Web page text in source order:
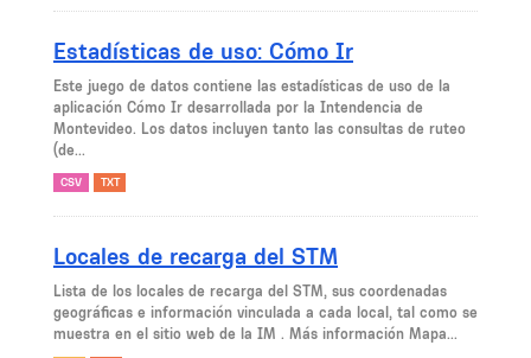
Estadísticas de uso: Cómo Ir
Este juego de datos contiene las estadísticas de uso de la
aplicación Cómo Ir desarrollada por la Intendencia de
Montevideo. Los datos incluyen tanto las consultas de ruteo
(de...
CSV TXT
Locales de recarga del STM
Lista de los locales de recarga del STM, sus coordenadas
geográficas e información vinculada a cada local, tal como se
muestra en el sitio web de la IM . Más información Mapa...